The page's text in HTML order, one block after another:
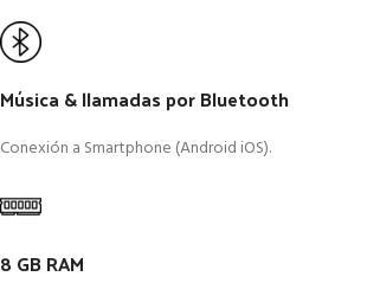
Música & llamadas por Bluetooth
Conexión a Smartphone (Android iOS).
8 GB RAM